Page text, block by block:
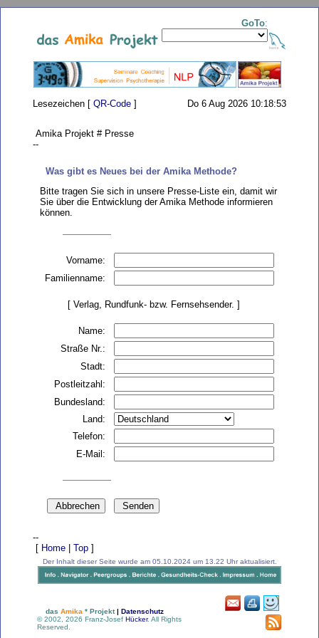
GoTo:
Lesezeichen [ QR-Code ] Do 6 Aug 2026 10:18:53
Amika Projekt # Presse
--
Was gibt es Neues bei der Amika Methode?
Bitte tragen Sie sich in unsere Presse-Liste ein, damit wir
Sie über die Entwicklung der Amika Methode informieren
können.
Vorname:
Familienname:
[ Verlag, Rundfunk- bzw. Fernsehsender. ]
Name:
Straße Nr.:
Stadt:
Postleitzahl:
Bundesland:
Land:
Telefon:
E-Mail:
--
[ Home Top ]
Der Inhalt dieser Seite wurde am 05.10.2024 um 13.22 Uhr aktualisiert.
das Amika * Projekt
Datenschutz
© 2002, 2026 Franz-Josef Hücker. All Rights
Reserved.